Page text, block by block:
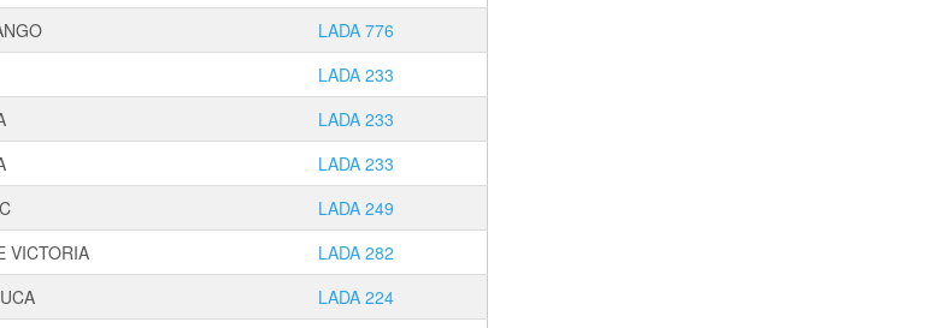
LADA 776
LADA 233
LADA 233
LADA 233
LADA 249
VICTORIA
LADA 282
LADA 224